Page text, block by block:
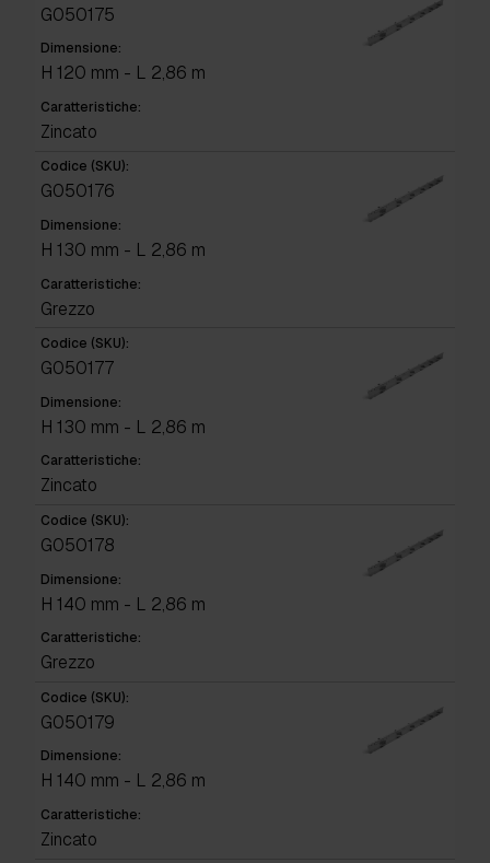
G050175
Dimensione:
H 120 mm - L 2,86 m
Caratteristiche:
Zincato
Codice (SKU):
G050176
Dimensione:
H 130 mm - L 2,86 m
Caratteristiche:
Grezzo
Codice (SKU):
G050177
Dimensione:
H 130 mm - L 2,86 m
Caratteristiche:
Zincato
Codice (SKU):
G050178
Dimensione:
H 140 mm - L 2,86 m
Caratteristiche:
Grezzo
Codice (SKU):
G050179
Dimensione:
H 140 mm - L 2,86 m
Caratteristiche:
Zincato